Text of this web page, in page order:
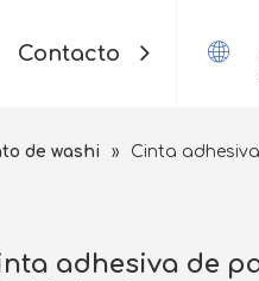
Contacto
de washi »
Cinta
adhesiva de